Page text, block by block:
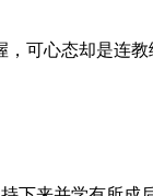
可心态却是连